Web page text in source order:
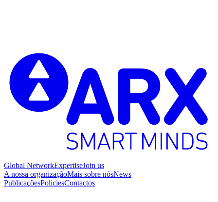
Global NetworkExpertiseJoin us
A nossa organizaçãoMais sobre nósNews
PublicaçõesPoliciesContactos